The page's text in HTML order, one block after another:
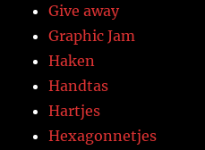
Give away
Graphic Jam
Haken
Handtas
Hartjes
Hexagonnetjes